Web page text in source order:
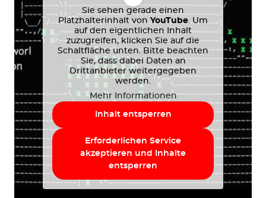
Sie sehen gerade einen
Platzhalterinhalt von YouTube. Um
auf den eigentlichen Inhalt
zuzugreifen, klicken Sie auf die
Schaltfläche unten. Bitte beachten
Sie, dass dabei Daten an
Drittanbieter weitergegeben
werden.
Mehr Informationen
Inhalt entsperren
Erforderlichen Service
akzeptieren und Inhalte
entsperren